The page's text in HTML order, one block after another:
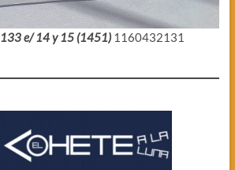
133 e/ 14 y 15 (1451) 1160432131